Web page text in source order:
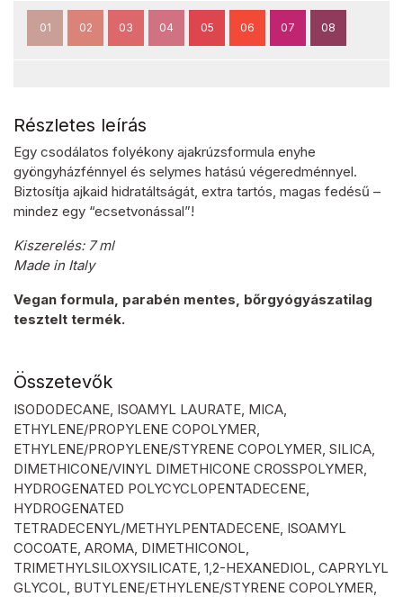
01 02 03 04 05 06 07 08
Részletes leírás
Egy csodálatos folyékony ajakrúzsformula enyhe
gyöngyházfénnyel és selymes hatású végeredménnyel.
Biztosítja ajkaid hidratáltságát, extra tartós, magas fedésű –
mindez egy “ecsetvonással”!
Kiszerelés: 7 ml
Made in Italy
Vegan formula, parabén mentes, bőrgyógyászatilag
tesztelt termék.
Összetevők
ISODODECANE, ISOAMYL LAURATE, MICA,
ETHYLENE/PROPYLENE COPOLYMER,
ETHYLENE/PROPYLENE/STYRENE COPOLYMER, SILICA,
DIMETHICONE/VINYL DIMETHICONE CROSSPOLYMER,
HYDROGENATED POLYCYCLOPENTADECENE,
HYDROGENATED
TETRADECENYL/METHYLPENTADECENE, ISOAMYL
COCOATE, AROMA, DIMETHICONOL,
TRIMETHYLSILOXYSILICATE, 1,2-HEXANEDIOL, CAPRYLYL
GLYCOL, BUTYLENE/ETHYLENE/STYRENE COPOLYMER,